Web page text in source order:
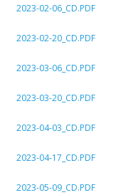
2023-02-06_CD.PDF
2023-02-20_CD.PDF
2023-03-06_CD.PDF
2023-03-20_CD.PDF
2023-04-03_CD.PDF
2023-04-17_CD.PDF
2023-05-09_CD.PDF